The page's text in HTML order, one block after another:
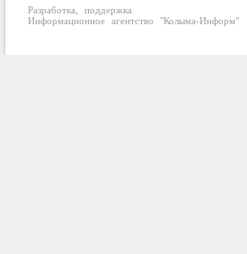
Разработка, поддержка
Информационное агентство "Колыма-Информ"